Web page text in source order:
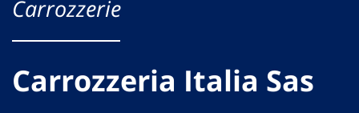
Carrozzerie
Carrozzeria Italia Sas